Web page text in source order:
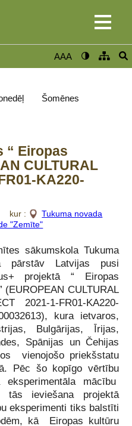
AAA
Šomēnes
“ Eiropas
CULTURAL
KA220-
kur :
Tukuma novada
"Zemīte"
sākumskola Tukuma
pārstāv Latvijas pusi
projektā “ Eiropas
(EUROPEAN CULTURAL
2021-1-FR01-KA220-
kura ietvaros,
Bulgārijas, Īrijas,
Spānijas un Čehijas
vienojošo priekšstatu
Pēc šo kopīgo vērtību
mācību
tās ieviešana projektā
eksperimenti tiks balstīti
kā Eiropas kultūru